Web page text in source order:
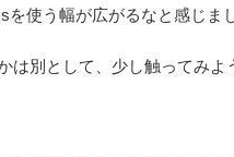
を使う幅が広がるなと感じま
は別として、少し触ってみよ